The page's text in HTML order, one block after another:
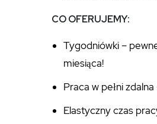
CO OFERUJEMY:
Tygodniówki –
miesiąca!
Praca w pełni
Elastyczny czas